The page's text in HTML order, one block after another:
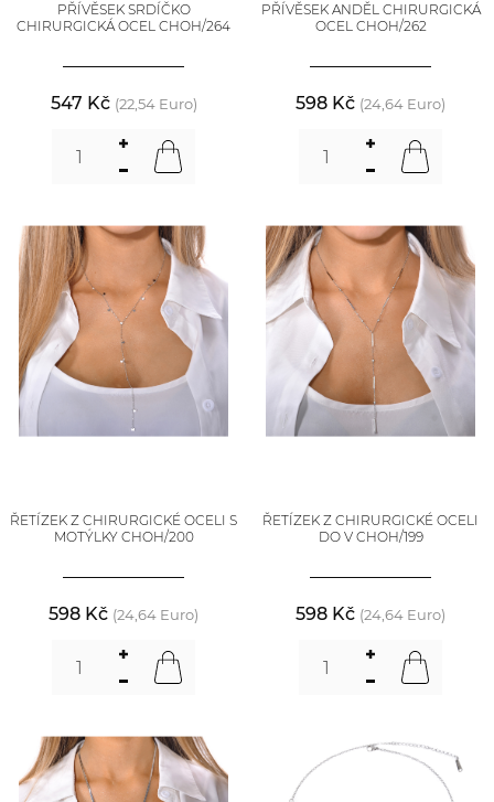
PŘÍVĚSEK SRDÍČKO
CHIRURGICKÁ OCEL CHOH/264
547 Kč (22,54 Euro)
PŘÍVĚSEK ANDĚL CHIRURGICKÁ
OCEL CHOH/262
598 Kč (24,64 Euro)
ŘETÍZEK Z CHIRURGICKÉ OCELI S
MOTÝLKY CHOH/200
598 Kč (24,64 Euro)
ŘETÍZEK Z CHIRURGICKÉ OCELI
DO V CHOH/199
598 Kč (24,64 Euro)